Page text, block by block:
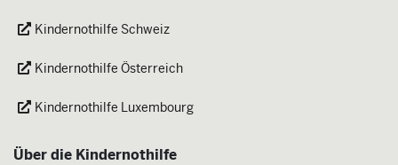
Kindernothilfe Schweiz
Kindernothilfe Österreich
Kindernothilfe Luxembourg
Über die Kindernothilfe